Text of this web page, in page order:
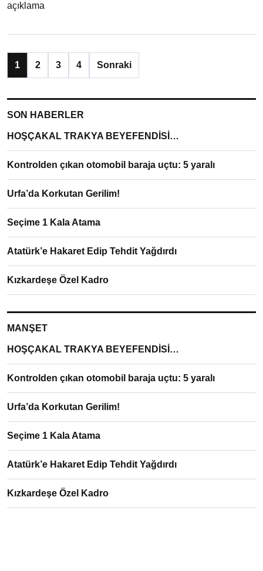
açıklama
1 2 3 4 Sonraki
SON HABERLER
HOŞÇAKAL TRAKYA BEYEFENDİSİ…
Kontrolden çıkan otomobil baraja uçtu: 5 yaralı
Urfa’da Korkutan Gerilim!
Seçime 1 Kala Atama
Atatürk’e Hakaret Edip Tehdit Yağdırdı
Kızkardeşe Özel Kadro
MANŞET
HOŞÇAKAL TRAKYA BEYEFENDİSİ…
Kontrolden çıkan otomobil baraja uçtu: 5 yaralı
Urfa’da Korkutan Gerilim!
Seçime 1 Kala Atama
Atatürk’e Hakaret Edip Tehdit Yağdırdı
Kızkardeşe Özel Kadro